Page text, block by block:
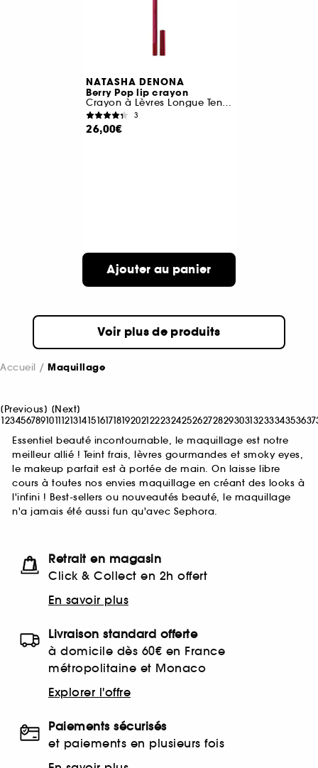
NATASHA DENONA
Berry Pop lip crayon
Crayon à Lèvres Longue Tenue
3
26,00€
Ajouter au panier
Voir plus de produits
Accueil Maquillage
[Previous] [Next]
12345678910111213141516171819202122232425262728293031323334353637
Essentiel beauté incontournable, le maquillage est notre
meilleur allié ! Teint frais, lèvres gourmandes et smoky eyes,
le makeup parfait est à portée de main. On laisse libre
cours à toutes nos envies maquillage en créant des looks à
l'infini ! Best-sellers ou nouveautés beauté, le maquillage
n'a jamais été aussi fun qu'avec Sephora.
Retrait en magasin
Click & Collect en 2h offert
En savoir plus
Livraison standard offerte
à domicile dès 60€ en France
métropolitaine et Monaco
Explorer l'offre
Paiements sécurisés
et paiements en plusieurs fois